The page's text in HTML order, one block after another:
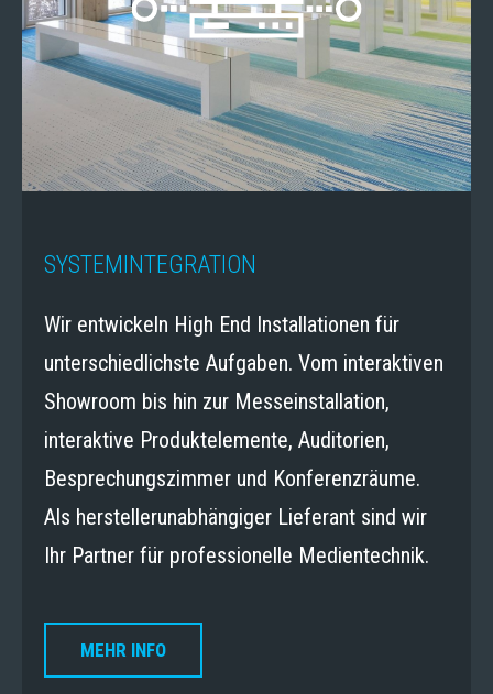
SYSTEMINTEGRATION
Wir entwickeln High End Installationen für
unterschiedlichste Aufgaben. Vom interaktiven
Showroom bis hin zur Messeinstallation,
interaktive Produktelemente, Auditorien,
Besprechungszimmer und Konferenzräume.
Als herstellerunabhängiger Lieferant sind wir
Ihr Partner für professionelle Medientechnik.
MEHR INFO